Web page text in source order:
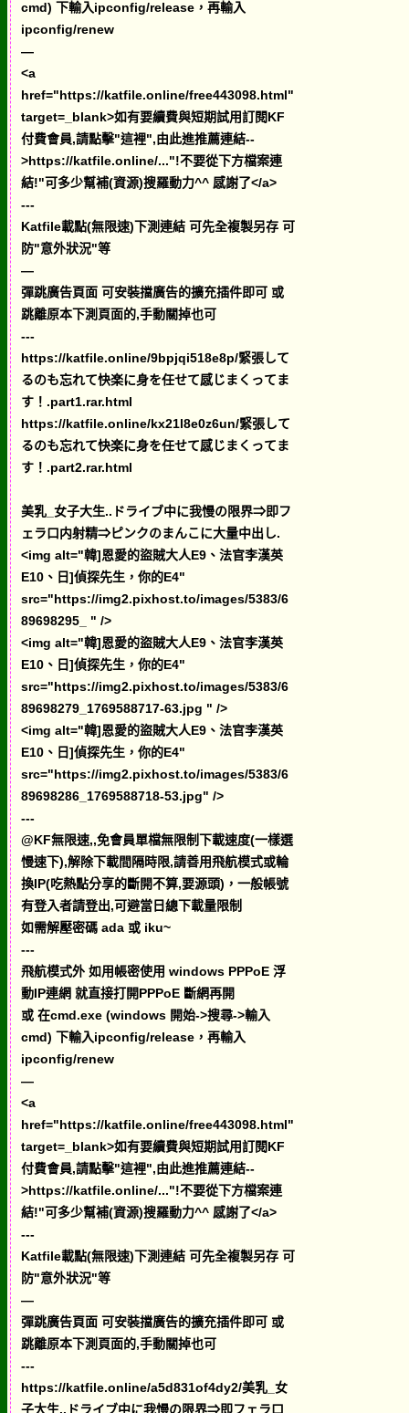
cmd) 下輸入ipconfig/release，再輸入
ipconfig/renew
—
<a
href="https://katfile.online/free443098.html"
target=_blank>如有要續費與短期試用訂閱KF
付費會員,請點擊"這裡",由此進推薦連結--
>https://katfile.online/..."!不要從下方檔案連
結!"可多少幫補(資源)搜羅動力^^ 感謝了</a>
---
Katfile載點(無限速)下測連結 可先全複製另存 可
防"意外狀況"等
—
彈跳廣告頁面 可安裝擋廣告的擴充插件即可 或
跳離原本下測頁面的,手動關掉也可
---
https://katfile.online/9bpjqi518e8p/緊張して
るのも忘れて快楽に身を任せて感じまくってま
す！.part1.rar.html
https://katfile.online/kx21l8e0z6un/緊張して
るのも忘れて快楽に身を任せて感じまくってま
す！.part2.rar.html
美乳_女子大生..ドライブ中に我慢の限界⇒即フ
ェラ口内射精⇒ピンクのまんこに大量中出し.
<img alt="韓]恩愛的盜賊大人E9、法官李漢英
E10、日]偵探先生，你的E4"
src="https://img2.pixhost.to/images/5383/6
89698295_ " />
<img alt="韓]恩愛的盜賊大人E9、法官李漢英
E10、日]偵探先生，你的E4"
src="https://img2.pixhost.to/images/5383/6
89698279_1769588717-63.jpg " />
<img alt="韓]恩愛的盜賊大人E9、法官李漢英
E10、日]偵探先生，你的E4"
src="https://img2.pixhost.to/images/5383/6
89698286_1769588718-53.jpg" />
---
@KF無限速,,免會員單檔無限制下載速度(一樣選
慢速下),解除下載間隔時限,請善用飛航模式或輪
換IP(吃熱點分享的斷開不算,要源頭)，一般帳號
有登入者請登出,可避當日總下載量限制
如需解壓密碼 ada 或 iku~
---
飛航模式外 如用帳密使用 windows PPPoE 浮
動IP連網 就直接打開PPPoE 斷網再開
或 在cmd.exe (windows 開始->搜尋->輸入
cmd) 下輸入ipconfig/release，再輸入
ipconfig/renew
—
<a
href="https://katfile.online/free443098.html"
target=_blank>如有要續費與短期試用訂閱KF
付費會員,請點擊"這裡",由此進推薦連結--
>https://katfile.online/..."!不要從下方檔案連
結!"可多少幫補(資源)搜羅動力^^ 感謝了</a>
---
Katfile載點(無限速)下測連結 可先全複製另存 可
防"意外狀況"等
—
彈跳廣告頁面 可安裝擋廣告的擴充插件即可 或
跳離原本下測頁面的,手動關掉也可
---
https://katfile.online/a5d831of4dy2/美乳_女
子大生..ドライブ中に我慢の限界⇒即フェラ口